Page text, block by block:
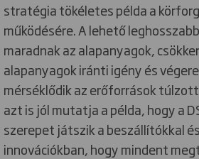
stratégia tökéletes példa a
működésére. A lehető
maradnak az alapanyagok,
alapanyagok iránti igény és
mérséklődik az erőforrások
azt is jól mutatja a példa, hogy a
szerepet játszik a beszállítókkal
innovációkban, hogy mindent